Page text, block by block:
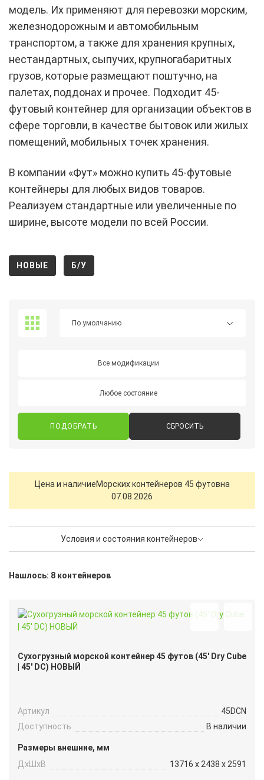
модель. Их применяют для перевозки морским,
железнодорожным и автомобильным
транспортом, а также для хранения крупных,
нестандартных, сыпучих, крупногабаритных
грузов, которые размещают поштучно, на
палетах, поддонах и прочее. Подходит 45-
футовый контейнер для организации объектов в
сфере торговли, в качестве бытовок или жилых
помещений, мобильных точек хранения.
В компании «Фут» можно купить 45-футовые
контейнеры для любых видов товаров.
Реализуем стандартные или увеличенные по
ширине, высоте модели по всей России.
НОВЫЕ Б/У
Все модификации
Любое состояние
СБРОСИТЬ
Цена и наличиеМорских контейнеров 45 футовна
07.08.2026
Условия и состояния контейнеров
Нашлось: 8 контейнеров
Сухогрузный морской контейнер 45 футов (45′ Dry Cube
| 45′ DC) НОВЫЙ
Артикул
45DCN
Доступность
В наличии
Размеры внешние, мм
ДxШxВ
13716 x 2438 x 2591